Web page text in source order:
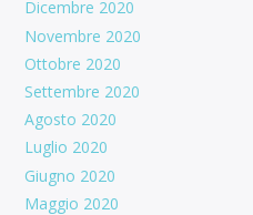
Dicembre 2020
Novembre 2020
Ottobre 2020
Settembre 2020
Agosto 2020
Luglio 2020
Giugno 2020
Maggio 2020